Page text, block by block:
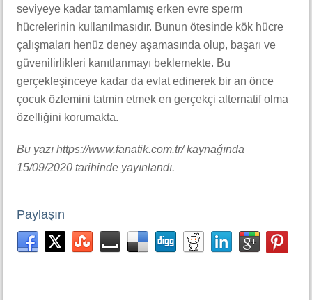
seviyeye kadar tamamlamış erken evre sperm
hücrelerinin kullanılmasıdır. Bunun ötesinde kök hücre
çalışmaları henüz deney aşamasında olup, başarı ve
güvenilirlikleri kanıtlanmayı beklemekte. Bu
gerçekleşinceye kadar da evlat edinerek bir an önce
çocuk özlemini tatmin etmek en gerçekçi alternatif olma
özelliğini korumakta.
Bu yazı https://www.fanatik.com.tr/ kaynağında
15/09/2020 tarihinde yayınlandı.
Paylaşın